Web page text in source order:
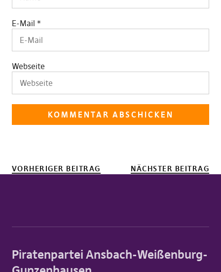
E-Mail *
Webseite
VORHERIGER BEITRAG NÄCHSTER BEITRAG
Piratenpartei Ansbach-Weißenburg-